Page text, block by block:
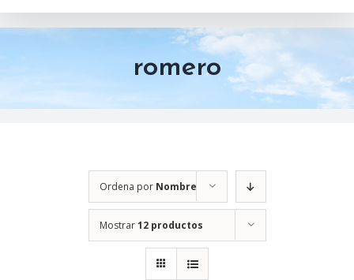
romero
Ordena por Nombre
Mostrar12 productos